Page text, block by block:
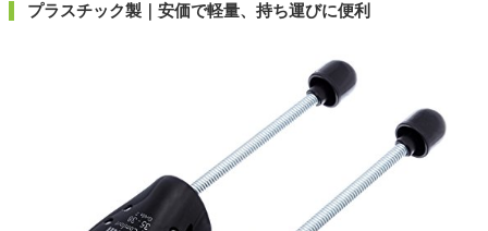
プラスチック製｜安価で軽量、持ち運びに便利